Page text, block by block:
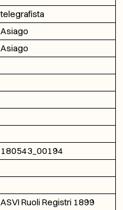
telegrafista
Asiago
Asiago
180543_00194
ASVI Ruoli Registri 1899